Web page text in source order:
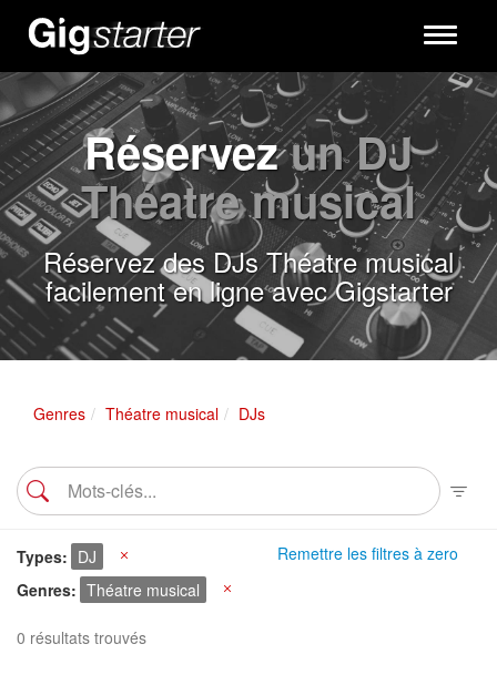
Toggle
Réservezun DJ
Théatre musical
Réservez des DJs Théatre musical
facilement en ligne avec Gigstarter
Genres Théatre musical DJs
Remettre les filtres à zero
Types DJ
Genres
Théatre musical
0 résultats trouvés